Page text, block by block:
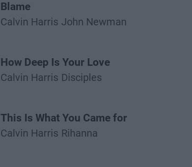
Blame
Calvin Harris John Newman
How Deep Is Your Love
Calvin Harris Disciples
This Is What You Came for
Calvin Harris Rihanna